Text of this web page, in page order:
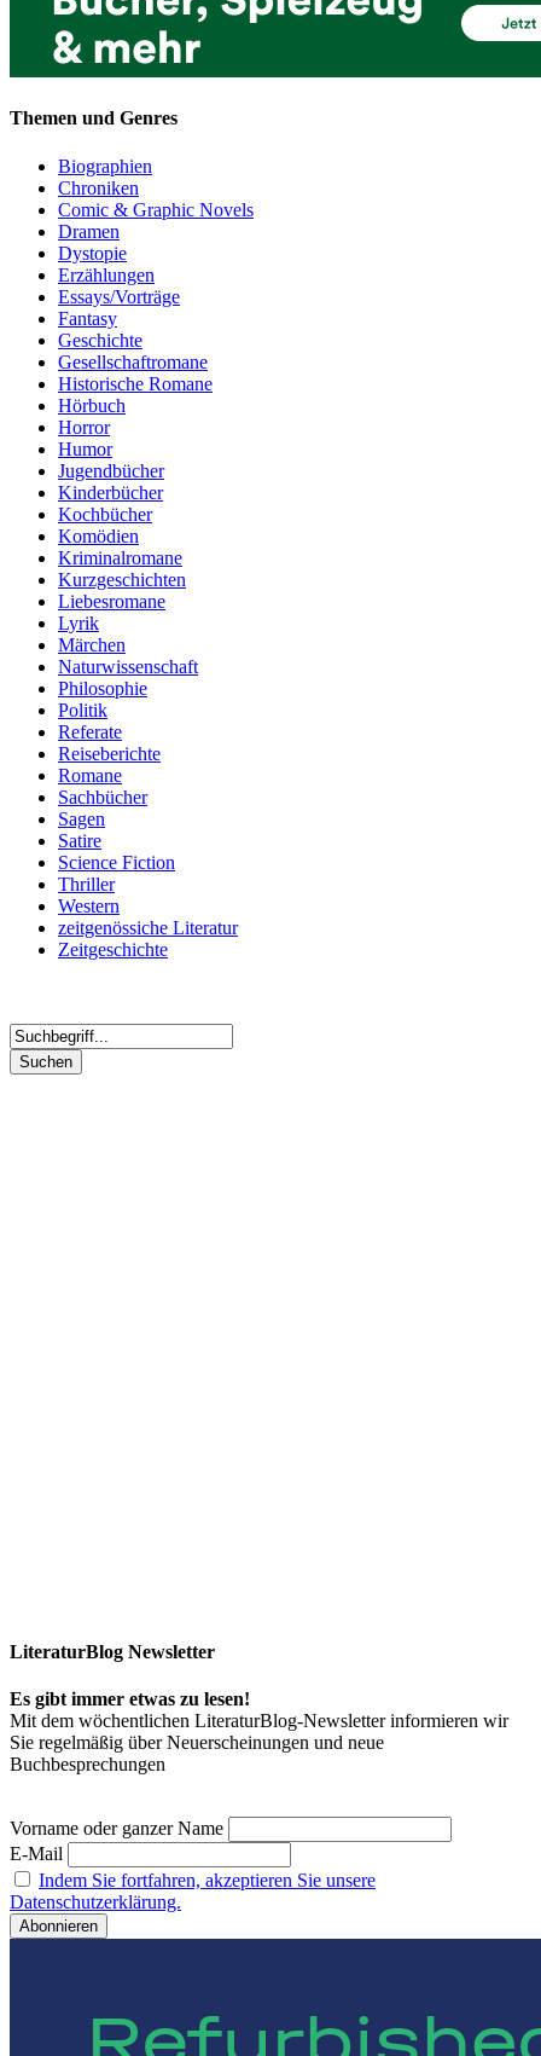
Themen und Genres
Biographien
Chroniken
Comic & Graphic Novels
Dramen
Dystopie
Erzählungen
Essays/Vorträge
Fantasy
Geschichte
Gesellschaftromane
Historische Romane
Hörbuch
Horror
Humor
Jugendbücher
Kinderbücher
Kochbücher
Komödien
Kriminalromane
Kurzgeschichten
Liebesromane
Lyrik
Märchen
Naturwissenschaft
Philosophie
Politik
Referate
Reiseberichte
Romane
Sachbücher
Sagen
Satire
Science Fiction
Thriller
Western
zeitgenössiche Literatur
Zeitgeschichte
LiteraturBlog Newsletter
Es gibt immer etwas zu lesen!
Mit dem wöchentlichen LiteraturBlog-Newsletter informieren wir
Sie regelmäßig über Neuerscheinungen und neue
Buchbesprechungen
Vorname oder ganzer Name
E-Mail
Indem Sie fortfahren, akzeptieren Sie unsere
Datenschutzerklärung.